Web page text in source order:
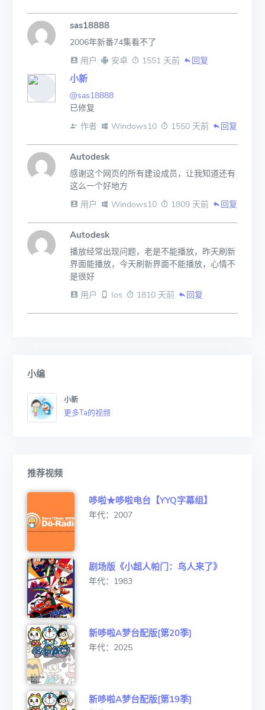
sas18888
2006年新番74集看不了
用户
安卓 1551 天前 回复
小新
@sas18888
已修复
作者
Windows10 1550 天前 回复
Autodesk
感谢这个网页的所有建设成员，让我知道还有
这么一个好地方
用户
Windows10 1809 天前 回复
Autodesk
播放经常出现问题，老是不能播放，昨天刷新
界面能播放，今天刷新界面不能播放，心情不
是很好
用户
Ios 1810 天前 回复
小编
小新
更多Ta的视频
推荐视频
哆啦★哆啦电台【YYQ字幕组】
年代：2007
剧场版《小超人帕门：鸟人来了》
年代：1983
新哆啦A梦台配版[第20季]
年代：2025
新哆啦A梦台配版[第19季]